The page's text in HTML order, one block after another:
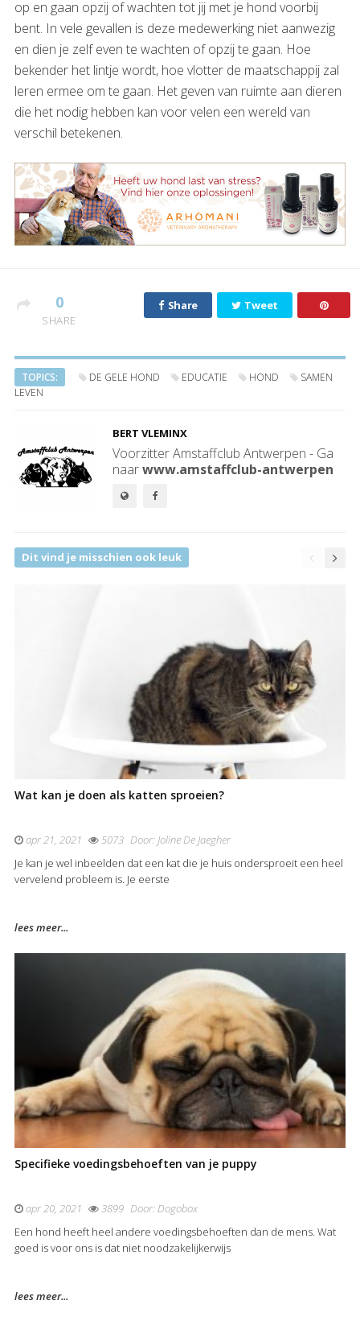
op en gaan opzij of wachten tot jij met je hond voorbij
bent. In vele gevallen is deze medewerking niet aanwezig
en dien je zelf even te wachten of opzij te gaan. Hoe
bekender het lintje wordt, hoe vlotter de maatschappij zal
leren ermee om te gaan. Het geven van ruimte aan dieren
die het nodig hebben kan voor velen een wereld van
verschil betekenen.
0
SHARE
Share Tweet
TOPICS: DE GELE HOND EDUCATIE HOND
SAMEN
LEVEN
BERT VLEMINX
Voorzitter Amstaffclub Antwerpen - Ga
naarwww.amstaffclub-antwerpen
Dit vind je misschien ook leuk
Wat kan je doen als katten sproeien?
apr 21, 2021 5073 Door: Joline De Jaegher
Je kan je wel inbeelden dat een kat die je huis ondersproeit een heel
vervelend probleem is. Je eerste
lees meer...
Specifieke voedingsbehoeften van je puppy
apr 20, 2021 3899 Door:Dogobox
Een hond heeft heel andere voedingsbehoeften dan de mens. Wat
goed is voor ons is dat niet noodzakelijkerwijs
lees meer...